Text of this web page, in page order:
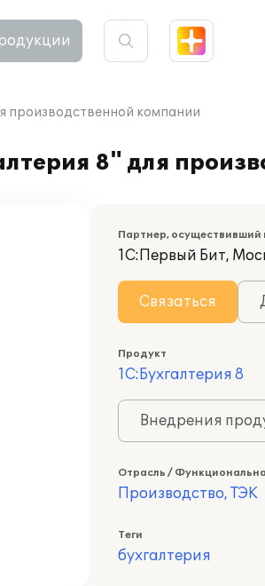
производственной компании
8" для
Партнер, осуществивший
1С:Первый Бит,
Связаться
Продукт
1С:Бухгалтерия 8
Внедрения
Отрасль /
Производство, ТЭК
Теги
бухгалтерия